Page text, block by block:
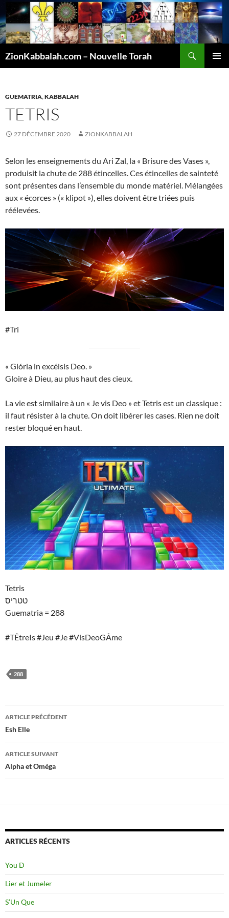
ZionKabbalah.com – Nouvelle Torah
GUEMATRIA,KABBALAH
TETRIS
27 DÉCEMBRE 2020 ZIONKABBALAH
Selon les enseignements du Ari Zal, la « Brisure des Vases »,
produisit la chute de 288 étincelles. Ces étincelles de sainteté
sont présentes dans l’ensemble du monde matériel. Mélangées
aux « écorces » (« klipot »), elles doivent être triées puis
réélevées.
#Tri
« Glória in excélsis Deo. »
Gloire à Dieu, au plus haut des cieux.
La vie est similaire à un « Je vis Deo » et Tetris est un classique :
il faut résister à la chute. On doit libérer les cases. Rien ne doit
rester bloqué en haut.
Tetris
טטריס
Guematria = 288
#TÊtreIs #Jeu #Je #VisDeoGÂme
288
Navigation
des
articles
ARTICLE PRÉCÉDENT
Esh Elle
ARTICLE SUIVANT
Alpha et Oméga
ARTICLES RÉCENTS
You D
Lier et Jumeler
S’Un Que